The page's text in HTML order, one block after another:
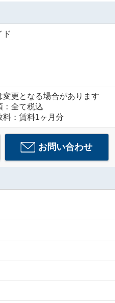
ド
更となる場合があります
全て税込
：賃料1ヶ月分
お問い合わせ